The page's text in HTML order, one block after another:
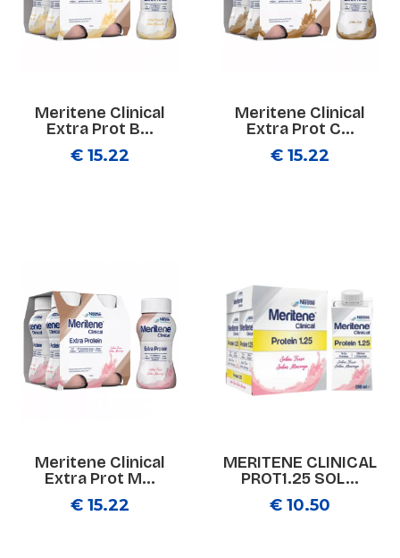
Meritene Clinical
Extra Prot B...
€ 15.22
Meritene Clinical
Extra Prot C...
€ 15.22
Meritene Clinical
Extra Prot M...
€ 15.22
MERITENE CLINICAL
PROT1.25 SOL...
€ 10.50